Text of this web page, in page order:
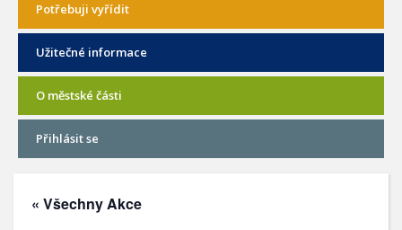
Potřebuji vyřídit
Užitečné informace
O městské části
Přihlásit se
« Všechny Akce